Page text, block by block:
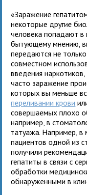
«Заражение
некоторые другие
человека попадают в
бытующему мнению,
передаются не
совместном
введения
часто заражение
которых вы меньше
переливании крови
совершаемых плохо
например, в
татуажа. Например, в
пациентов одной из
получили
гепатиты в связи с
обработки
обнаруженными в